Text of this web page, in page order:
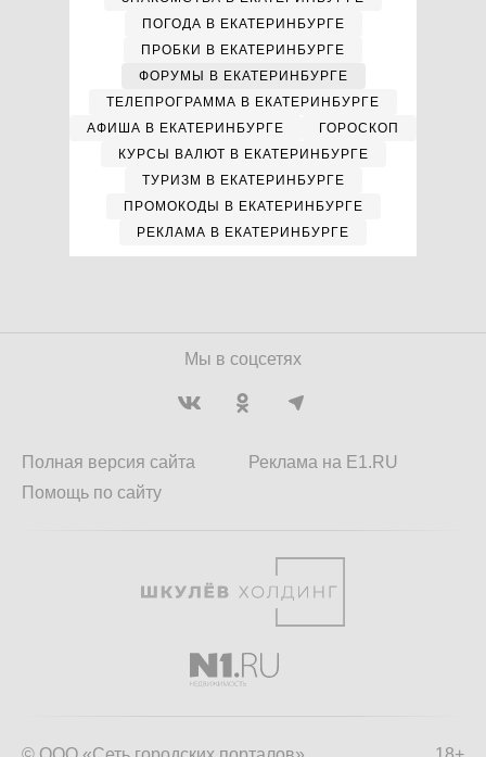
ПОГОДА В ЕКАТЕРИНБУРГЕ
ПРОБКИ В ЕКАТЕРИНБУРГЕ
ФОРУМЫ В ЕКАТЕРИНБУРГЕ
ТЕЛЕПРОГРАММА В ЕКАТЕРИНБУРГЕ
АФИША В ЕКАТЕРИНБУРГЕ
ГОРОСКОП
КУРСЫ ВАЛЮТ В ЕКАТЕРИНБУРГЕ
ТУРИЗМ В ЕКАТЕРИНБУРГЕ
ПРОМОКОДЫ В ЕКАТЕРИНБУРГЕ
РЕКЛАМА В ЕКАТЕРИНБУРГЕ
Мы в соцсетях
Полная версия сайта
Помощь по сайту
Реклама на E1.RU